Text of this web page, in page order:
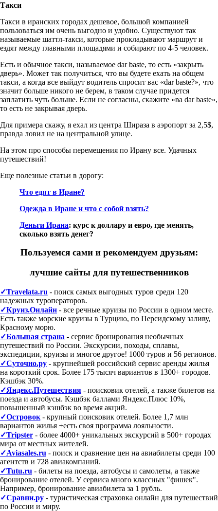
Такси
Такси в иранских городах дешевое, большой компанией
пользоваться им очень выгодно и удобно. Существуют так
называемые шаттл-такси, которые прокладывают маршрут и
ездят между главными площадями и собирают по 4-5 человек.
Есть и обычное такси, называемое dar baste, то есть «закрыть
дверь». Может так получиться, что вы будете ехать на общем
такси, а когда все выйдут водитель спросит вас «dar baste?», что
значит больше никого не берем, в таком случае придется
заплатить чуть больше. Если не согласны, скажите «na dar baste»,
то есть не закрывая дверь.
Для примера скажу, я ехал из центра Шираза в аэропорт за 2,5$,
правда ловил не на центральной улице.
На этом про способы перемещения по Ирану все. Удачных
путешествий!
Еще полезные статьи в дорогу:
Что едят в Иране?
Одежда в Иране и что с собой взять?
Деньги Ирана: курс к доллару и евро, где менять,
сколько взять денег?
Пользуемся сами и рекомендуем друзьям:
лучшие сайты для путешественников
✓Travelata.ru - поиск самых выгодных туров среди 120
надежных туроператоров.
✓Круиз.Онлайн - все речные круизы по России в одном месте.
Есть также морские круизы в Турцию, по Персидскому заливу,
Красному морю.
✓Большая страна - сервис бронирования необычных
путешествий по России. Экскурсии, походы, сплавы,
экспедиции, круизы и многое другое! 1000 туров и 56 регионов.
✓Суточно.ру - крупнейшей российский сервис аренды жилья
на короткий срок. Более 175 тысяч вариантов в 1300+ городов.
Кэшбэк 30%.
✓Яндекс.Путешествия - поисковик отелей, а также билетов на
поезда и автобусы. Кэшбэк баллами Яндекс.Плюс 10%,
повышенный кэшбэк во время акций.
✓Островок - крупный поисковик отелей. Более 1,7 млн
вариантов жилья +есть своя программа лояльности.
✓Tripster - более 4000+ уникальных экскурсий в 500+ городах
мира от местных жителей.
✓Aviasales.ru - поиск и сравнение цен на авиабилеты среди 100
агентств и 728 авиакомпаний.
✓Tutu.ru - билеты на поезда, автобусы и самолеты, а также
бронирование отелей. У сервиса много классных "фишек".
Например, бронирование авиабилета за 1 рубль.
✓Сравни.ру - туристическая страховка онлайн для путешествий
по России и миру.